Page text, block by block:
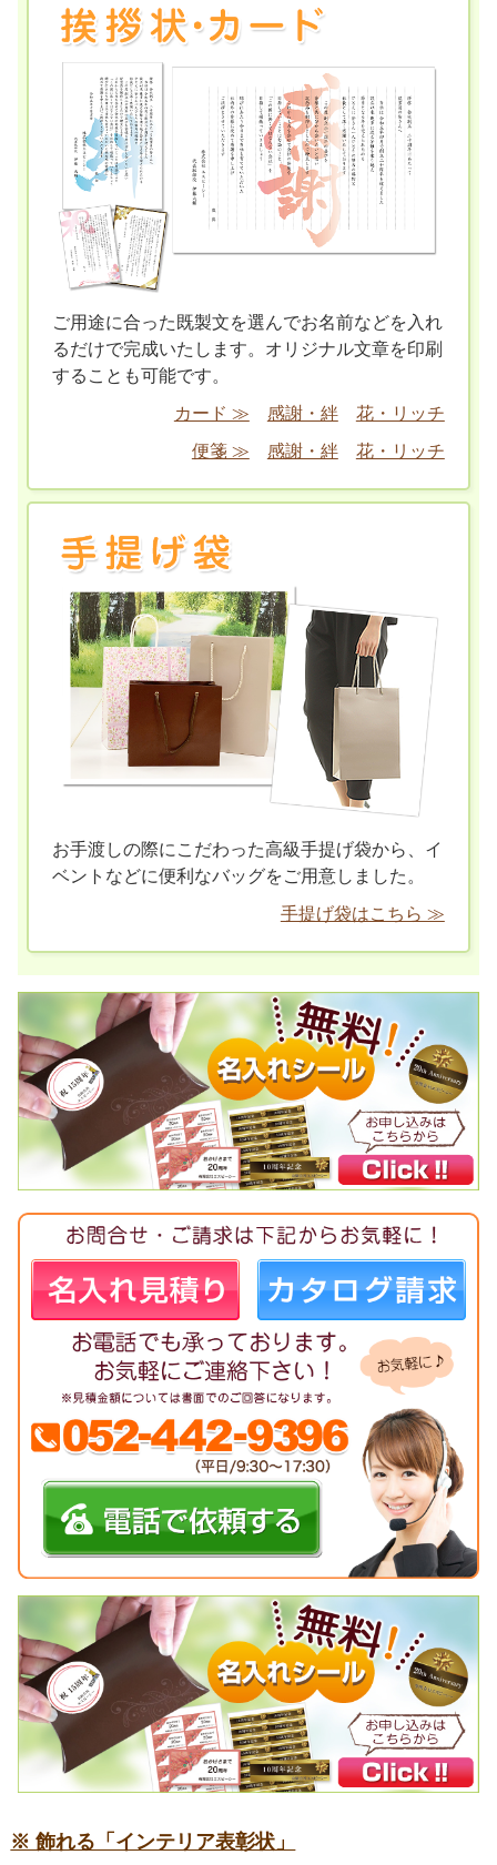
ご用途に合った既製文を選んでお名前などを入れ
るだけで完成いたします。オリジナル文章を印刷
することも可能です。
カード ≫
感謝・絆
花・リッチ
便箋 ≫
感謝・絆 花・リッチ
お手渡しの際にこだわった高級手提げ袋から、イ
ベントなどに便利なバッグをご用意しました。
手提げ袋はこちら ≫
※ 飾れる「インテリア表彰状」